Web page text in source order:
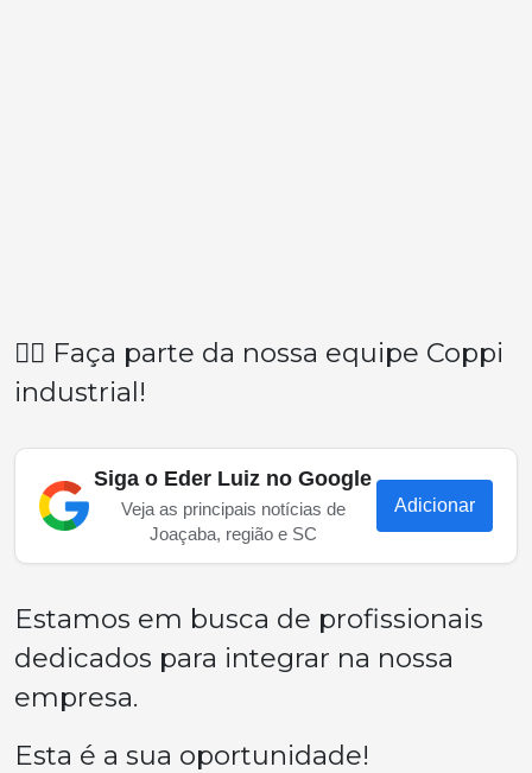
👉🏽 Faça parte da nossa equipe Coppi
industrial!
Siga o Eder Luiz no Google
Veja as principais notícias de
Joaçaba, região e SC
Adicionar
Estamos em busca de profissionais
dedicados para integrar na nossa
empresa.
Esta é a sua oportunidade!